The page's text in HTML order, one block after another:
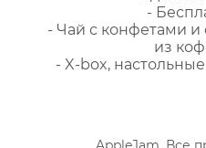
-
- Чай с конфетами
из
- X-box,